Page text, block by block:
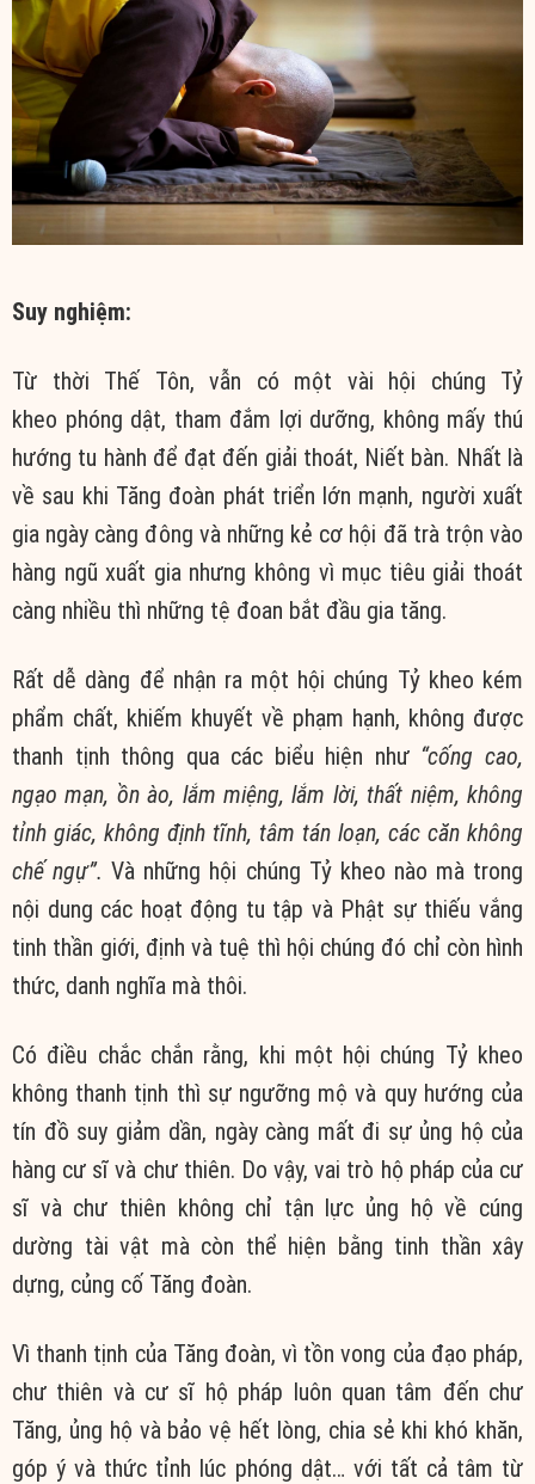
Suy nghiệm:
Từ thời Thế Tôn, vẫn có một vài hội chúng Tỷ
kheo phóng dật, tham đắm lợi dưỡng, không mấy thú
hướng tu hành để đạt đến giải thoát, Niết bàn. Nhất là
về sau khi Tăng đoàn phát triển lớn mạnh, người xuất
gia ngày càng đông và những kẻ cơ hội đã trà trộn vào
hàng ngũ xuất gia nhưng không vì mục tiêu giải thoát
càng nhiều thì những tệ đoan bắt đầu gia tăng.
Rất dễ dàng để nhận ra một hội chúng Tỷ kheo kém
phẩm chất, khiếm khuyết về phạm hạnh, không được
thanh tịnh thông qua các biểu hiện như“cống cao,
ngạo mạn, ồn ào, lắm miệng, lắm lời, thất niệm, không
tỉnh giác, không định tĩnh, tâm tán loạn, các căn không
chế ngự”. Và những hội chúng Tỷ kheo nào mà trong
nội dung các hoạt động tu tập và Phật sự thiếu vắng
tinh thần giới, định và tuệ thì hội chúng đó chỉ còn hình
thức, danh nghĩa mà thôi.
Có điều chắc chắn rằng, khi một hội chúng Tỷ kheo
không thanh tịnh thì sự ngưỡng mộ và quy hướng của
tín đồ suy giảm dần, ngày càng mất đi sự ủng hộ của
hàng cư sĩ và chư thiên. Do vậy, vai trò hộ pháp của cư
sĩ và chư thiên không chỉ tận lực ủng hộ về cúng
dường tài vật mà còn thể hiện bằng tinh thần xây
dựng, củng cố Tăng đoàn.
Vì thanh tịnh của Tăng đoàn, vì tồn vong của đạo pháp,
chư thiên và cư sĩ hộ pháp luôn quan tâm đến chư
Tăng, ủng hộ và bảo vệ hết lòng, chia sẻ khi khó khăn,
góp ý và thức tỉnh lúc phóng dật… với tất cả tâm từ